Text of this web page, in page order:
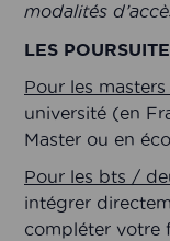
modalités
LES
Pour les
université (en
Master ou en
Pour les bts /
intégrer
compléter votre